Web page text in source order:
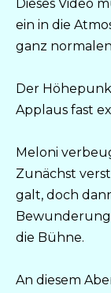
Dieses Video
ein in die
ganz
Der
Applaus fast
Meloni
Zunächst
galt, doch
die Bühne.
An diesem